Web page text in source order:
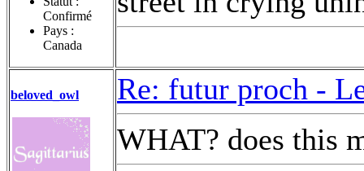
Confirmé
Pays :
Canada
beloved_owl Re: futur proch -
WHAT? does this